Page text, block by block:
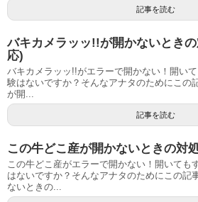
記事を読む
バキカメラッッ!!が開かないとき
応)
バキカメラッッ!!がエラーで開かない！開い
験はないですか？そんなアナタのためにこの
が開...
記事を読む
この牛どこ産が開かないときの対
この牛どこ産がエラーで開かない！開いても
はないですか？そんなアナタのためにこの記
ないときの...